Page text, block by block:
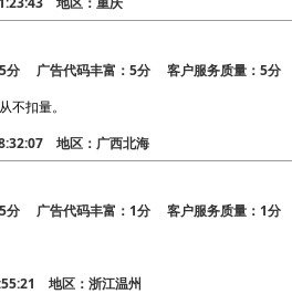
分 广告代码丰富：5分 客户服务质量：5分
不扣量。
地区：广西北海
分 广告代码丰富：1分 客户服务质量：1分
地区：浙江温州